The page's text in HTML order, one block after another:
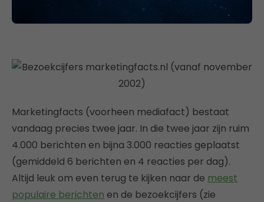
Marketingfacts (voorheen mediafact) bestaat
vandaag precies twee jaar. In die twee jaar zijn ruim
4.000 berichten en bijna 3.000 reacties geplaatst
(gemiddeld 6 berichten en 4 reacties per dag).
Altijd leuk om even terug te kijken naar de meest
populaire berichten en de bezoekcijfers (zie